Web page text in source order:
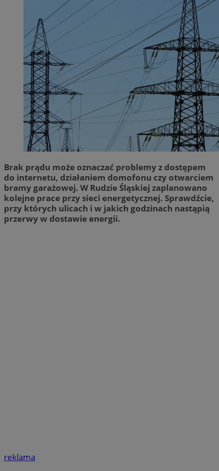
Brak prądu może oznaczać problemy z dostępem
do internetu, działaniem domofonu czy otwarciem
bramy garażowej. W Rudzie Śląskiej zaplanowano
kolejne prace przy sieci energetycznej. Sprawdźcie,
przy których ulicach i w jakich godzinach nastąpią
przerwy w dostawie energii.
reklama